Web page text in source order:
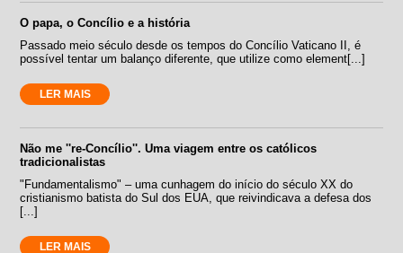
O papa, o Concílio e a história
Passado meio século desde os tempos do Concílio Vaticano II, é
possível tentar um balanço diferente, que utilize como element[...]
LER MAIS
Não me ''re-Concílio''. Uma viagem entre os católicos
tradicionalistas
"Fundamentalismo" – uma cunhagem do início do século XX do
cristianismo batista do Sul dos EUA, que reivindicava a defesa dos
[...]
LER MAIS